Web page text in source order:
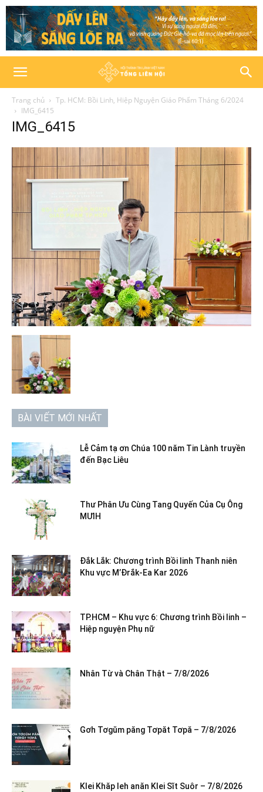
Trang chủ
Tp. HCM: Bồi Linh, Hiệp Nguyện Giáo Phẩm Tháng 6/2024
IMG_6415
IMG_6415
BÀI VIẾT MỚI NHẤT
Lễ Cảm tạ ơn Chúa 100 năm Tin Lành truyền
đến Bạc Liêu
Thư Phân Ưu Cùng Tang Quyến Của Cụ Ông
MƯIH
Đắk Lắk: Chương trình Bồi linh Thanh niên
Khu vực M’Đrắk-Ea Kar 2026
TP.HCM – Khu vực 6: Chương trình Bồi linh –
Hiệp nguyện Phụ nữ
Nhân Từ và Chân Thật – 7/8/2026
Gơh Tơgŭm păng Tơpăt Tơpă – 7/8/2026
Klei Khăp leh anăn Klei Sĭt Suôr – 7/8/2026